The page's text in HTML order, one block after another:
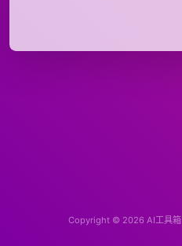
Copyright © 2026 AI工具箱